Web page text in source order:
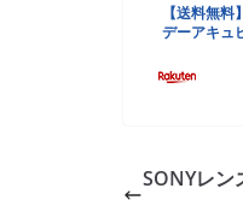
SONYレン